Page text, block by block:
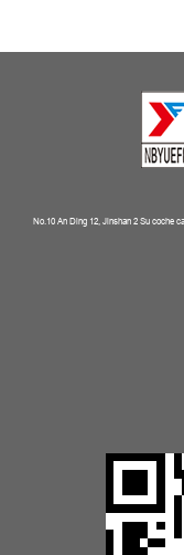
No.10 An Ding 12, Jinshan 2 Su coche